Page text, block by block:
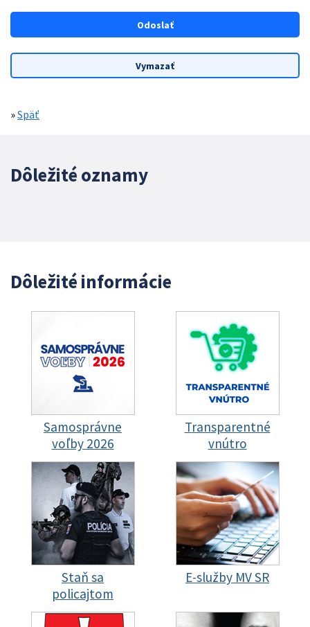
»Späť
Dôležité oznamy
Dôležité informácie
Samosprávne
voľby 2026
Transparentné
vnútro
Staň sa
policajtom
E-služby MV SR